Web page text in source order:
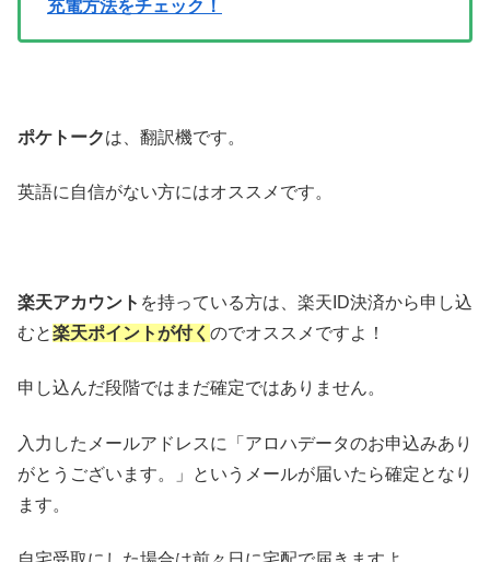
充電方法をチェック！
ポケトークは、翻訳機です。
英語に自信がない方にはオススメです。
楽天アカウント を持っている方は、楽天ID決済から申し込
むと楽天ポイントが付く のでオススメですよ！
申し込んだ段階ではまだ確定ではありません。
入力したメールアドレスに「アロハデータのお申込みあり
がとうございます。」というメールが届いたら確定となり
ます。